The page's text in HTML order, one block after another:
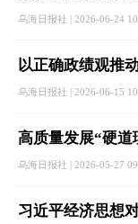
乌海日报社 | 2026-06-24
以正确政绩观推
乌海日报社 | 2026-06-15
高质量发展“硬
乌海日报社 | 2026-05-27
习近平经济思想